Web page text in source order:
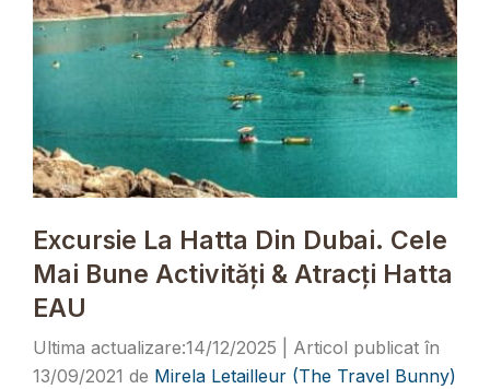
Excursie La Hatta Din Dubai. Cele
Mai Bune Activități & Atracți Hatta
EAU
14/12/2025
13/09/2021 de Mirela Letailleur (The Travel Bunny)